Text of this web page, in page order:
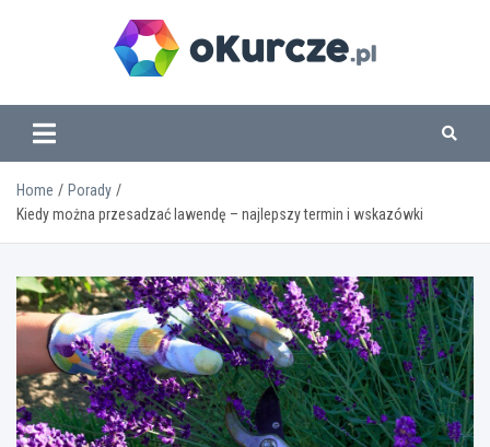
www.okurcze.pl
Home
Porady
Kiedy można przesadzać lawendę – najlepszy termin i wskazówki